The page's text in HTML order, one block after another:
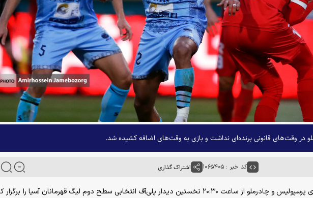
در وقت‌های قانونی برنده‌ای نداشت و بازی به وقت‌های اضافه کشیده شد.
کد خبر : ۱۰۶۵۴۰۵ اشتراک گذاری
به گزارش خبرگزاری آنا، تیم‌های پرسپولیس و چادرملو از ساعت ۲۰:۳۰ نخستین دیدار پلی‌آف انتخابی سطح دوم لیگ قهرمانان آسیا را